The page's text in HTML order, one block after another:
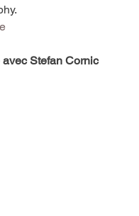
avec Stefan Cornic